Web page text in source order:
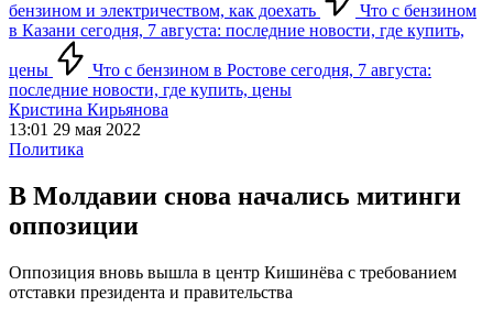
бензином и электричеством, как доехать
Что с бензином
в Казани сегодня, 7 августа: последние новости, где купить,
цены
Что с бензином в Ростове сегодня, 7 августа:
последние новости, где купить, цены
Кристина Кирьянова
13:01 29 мая 2022
Политика
В Молдавии снова начались митинги
оппозиции
Оппозиция вновь вышла в центр Кишинёва с требованием
отставки президента и правительства